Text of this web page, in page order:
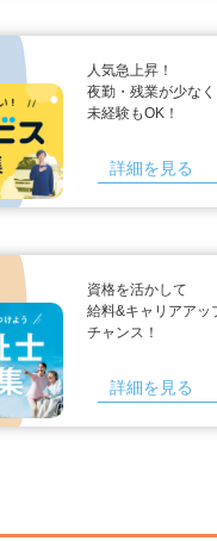
人気急上昇！
夜勤・残業が少なく
未経験もOK！
詳細を見る
資格を活かして
給料&キャリアアッ
チャンス！
詳細を見る